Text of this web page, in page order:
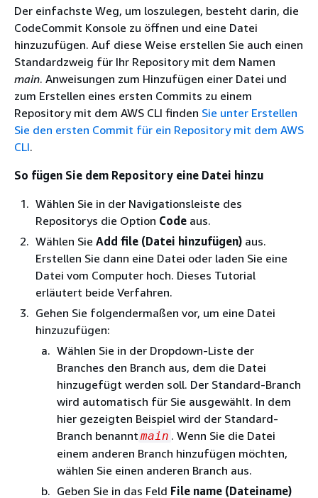
Der einfachste Weg, um loszulegen, besteht darin, die
CodeCommit Konsole zu öffnen und eine Datei
hinzuzufügen. Auf diese Weise erstellen Sie auch einen
Standardzweig für Ihr Repository mit dem Namen
main. Anweisungen zum Hinzufügen einer Datei und
zum Erstellen eines ersten Commits zu einem
Repository mit dem AWS CLI finden Sie unter Erstellen
Sie den ersten Commit für ein Repository mit dem AWS
CLI.
So fügen Sie dem Repository eine Datei hinzu
Wählen Sie in der Navigationsleiste des
Repositorys die Option Code aus.
Wählen Sie Add file (Datei hinzufügen) aus.
Erstellen Sie dann eine Datei oder laden Sie eine
Datei vom Computer hoch. Dieses Tutorial
erläutert beide Verfahren.
Gehen Sie folgendermaßen vor, um eine Datei
hinzuzufügen:
Wählen Sie in der Dropdown-Liste der
Branches den Branch aus, dem die Datei
hinzugefügt werden soll. Der Standard-Branch
wird automatisch für Sie ausgewählt. In dem
hier gezeigten Beispiel wird der Standard-
Branch benannt main . Wenn Sie die Datei
einem anderen Branch hinzufügen möchten,
wählen Sie einen anderen Branch aus.
Geben Sie in das Feld File name (Dateiname)